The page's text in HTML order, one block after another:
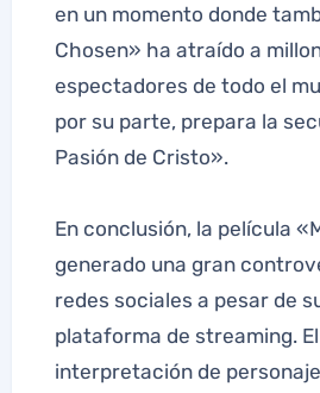
en un momento donde
Chosen» ha atraído a
espectadores de todo el
por su parte, prepara la
Pasión de Cristo».
En conclusión, la película
generado una gran
redes sociales a pesar de
plataforma de streaming.
interpretación de